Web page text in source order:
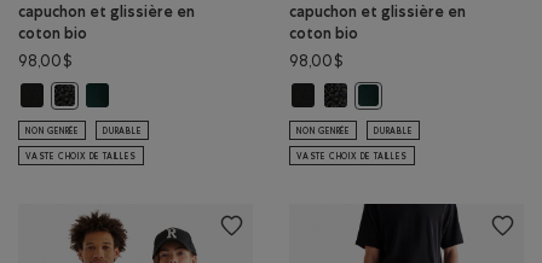
capuchon et glissière en
coton bio
98,00$
Chandail original à capuchon et glissière en coton bio: NOIR Couleur
Chandail original à capuchon et glissière en coton bio: POIVRE
Chandail original à capuchon et glissière en coton bio: VARSITY
NON GENRÉE DURABLE
VASTE CHOIX DE TAILLES
capuchon et glissière en
coton bio
98,00$
Chandail original à capuchon et
Chandail original à capuchon
NON GENRÉE DURABLE
VASTE CHOIX DE TAILLES